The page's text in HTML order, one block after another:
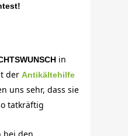
in
der Antikältehilfe
uns sehr, dass sie
tatkräftig
bei den